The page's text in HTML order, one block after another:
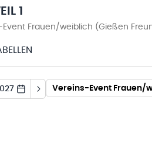
1
Frauen/weiblich (Gießen
Vereins-Event Frauen/